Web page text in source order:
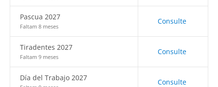
Pascua 2027
Faltam 8 meses
Consulte
Tiradentes 2027
Faltam 9 meses
Consulte
Día del Trabajo 2027 Consulte